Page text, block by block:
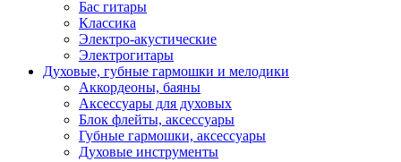
Бас гитары
Классика
Электро-акустические
Электрогитары
Духовые, губные гармошки и мелодики
Аккордеоны, баяны
Аксессуары для духовых
Блок флейты, аксессуары
Губные гармошки, аксессуары
Духовые инструменты